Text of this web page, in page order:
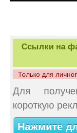
Ссылки на
Только для
Для
короткую
Нажмите